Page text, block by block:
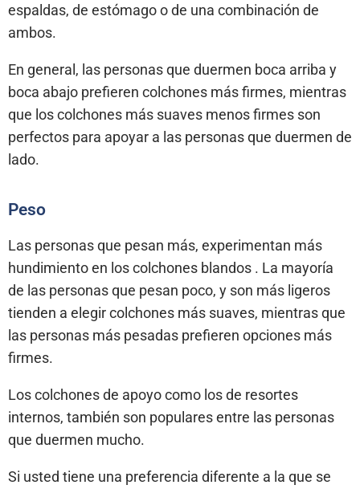
espaldas, de estómago o de una combinación de
ambos.
En general, las personas que duermen boca arriba y
boca abajo prefieren colchones más firmes, mientras
que los colchones más suaves menos firmes son
perfectos para apoyar a las personas que duermen de
lado.
Peso
Las personas que pesan más, experimentan más
hundimiento en los colchones blandos . La mayoría
de las personas que pesan poco, y son más ligeros
tienden a elegir colchones más suaves, mientras que
las personas más pesadas prefieren opciones más
firmes.
Los colchones de apoyo como los de resortes
internos, también son populares entre las personas
que duermen mucho.
Si usted tiene una preferencia diferente a la que se